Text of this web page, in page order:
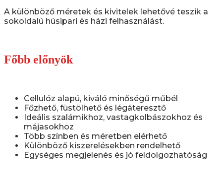
A különböző méretek és kivitelek lehetővé teszik a
sokoldalú húsipari és házi felhasználást.
Főbb előnyök
Cellulóz alapú, kiváló minőségű műbél
Főzhető, füstölhető és légáteresztő
Ideális szalámikhoz, vastagkolbászokhoz és
májasokhoz
Több színben és méretben elérhető
Különböző kiszerelésekben rendelhető
Egységes megjelenés és jó feldolgozhatóság